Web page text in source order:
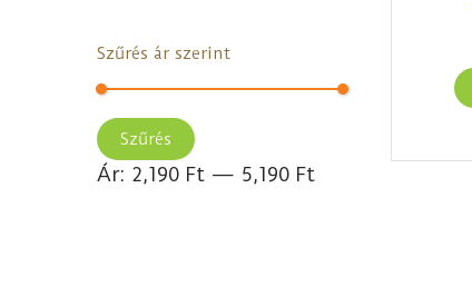
Szűrés ár szerint
Szűrés
Ár: 2,190 Ft — 5,190 Ft